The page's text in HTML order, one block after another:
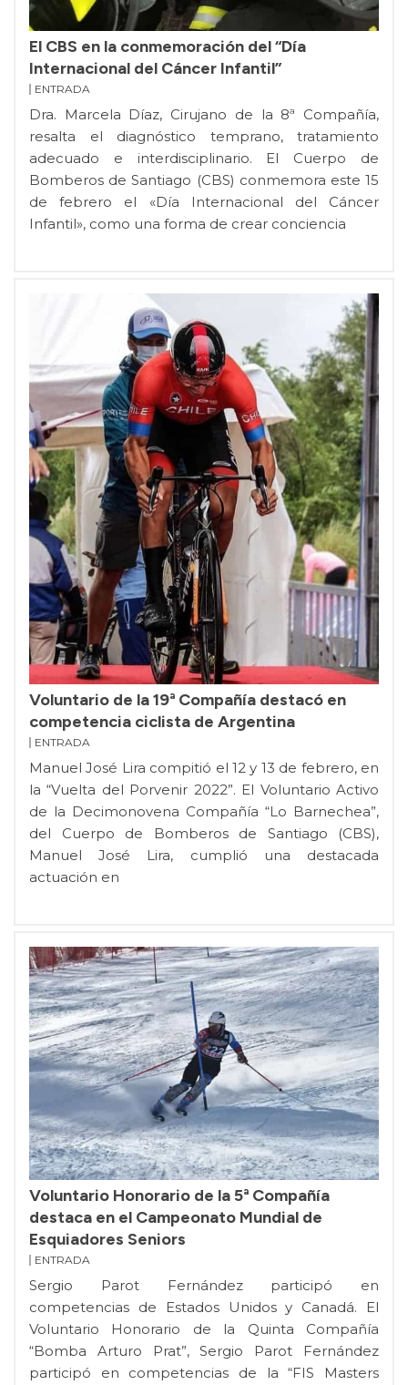
El CBS en la conmemoración del “Día
Internacional del Cáncer Infantil”
ENTRADA
Dra. Marcela Díaz, Cirujano de la 8ª Compañía,
resalta el diagnóstico temprano, tratamiento
adecuado e interdisciplinario. El Cuerpo de
Bomberos de Santiago (CBS) conmemora este 15
de febrero el «Día Internacional del Cáncer
Infantil», como una forma de crear conciencia
Voluntario de la 19ª Compañía destacó en
competencia ciclista de Argentina
ENTRADA
Manuel José Lira compitió el 12 y 13 de febrero, en
la “Vuelta del Porvenir 2022”. El Voluntario Activo
de la Decimonovena Compañía “Lo Barnechea”,
del Cuerpo de Bomberos de Santiago (CBS),
Manuel José Lira, cumplió una destacada
actuación en
Voluntario Honorario de la 5ª Compañía
destaca en el Campeonato Mundial de
Esquiadores Seniors
ENTRADA
Sergio Parot Fernández participó en
competencias de Estados Unidos y Canadá. El
Voluntario Honorario de la Quinta Compañía
“Bomba Arturo Prat”, Sergio Parot Fernández
participó en competencias de la “FIS Masters